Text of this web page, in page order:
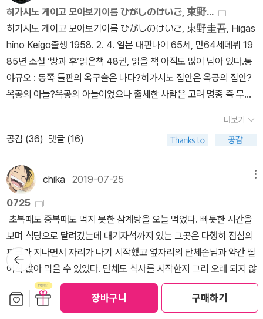
장바구니 구매하기
이해. 작가에게는 실험적인 작품이었을지라도 이런 것을 싫어하는 독
자도 있다는 것을 부디 기억해주기를 바란다! 한권 한권 <가가 형사
시리즈>를 읽어나가는 재미가 크다. 다음에는 어떤 사건을 마주한 가
가를 만나게 될까. 이미 시리즈의 대미를 장식할 작품이 출간된 지금
이지만, 그래도 이 시리즈가 영원히 끝나지 않기를 바라는 마음이다.
신을 믿는다, 라는 그의 말은 단순히 형식적인 건 아니라고 생각했다.
그도 말했듯이 정말로 야스마사의 복수를 저지할 마음이라면 현시점
에서도 얼마든지 손을 쓸 방법이 있을 것이다. 그것을 하지 않는 건 분
명 야스마사의 이성을 믿고 있기 때문이다. 하지만, 이라고 야스마사
는 생각했다. 그 형사는 아직 젊다. 그는 인간이라는 존재를 알지 못하
는 것이다. 인간은 좀더 추하고 비겁하고, 그리고 약하다.분류(교보문
(개정판 2쇄)추다.2011.02.15(火) (초판 1쇄)사라.한 줄보석상이 1
00만 원 손해오탈자 (개정판 2쇄)못 찾음확장보석상이 100만 원 손
해매번 헷갈리는 문제지만 정답은 ‘보석상이 100만 원 손해‘ 잘 이해
는 안되지만 그냥 외워야겠다.죄수의 딜레마처음 이 딜레마가 제시되
었을 때 사람들의 반응은 ‘만약 두 사람이 저 조건을 바탕으로 협상을
해서 합심하면 간단하게 해결될 문제 아닌가?‘라고 생각하기도 했는
데, 얼마 안 가서 이러한 주장은 쉽게 반박되었다. 두 사람이 둘 다 자
백하지 않기로 합심해도 말로만 그럴 뿐, 배신하는 것이 이득이라는
원론에서 벗어나지 못해서 결국 두 사람 모두 서로를 배신하게 된다.
죄수의 딜레마를 뛰어넘은 두 사람의 관계가 대단하다. 도덕적 비난
은 피할 수 없겠지만 그들만큼은 진심인 걸까?저자 - 東野圭吾(19
58-)원서 - どちらかが彼女を殺した(1996)구판 - 둘 중 누군가
히가시노 게이고 모아보기이름 ひがしのけいご, 東野...
히가시노 게이고 모아보기이름 ひがしのけいご, 東野圭吾, Higas
hino Keigo출생 1958. 2. 4. 일본 대판나이 65세, 만64세데뷔 19
85년 소설 ‘방과 후‘읽은책 48권, 읽을 책 아직도 많이 남아 있다.동
야규오 : 동쪽 들판의 옥구슬은 나다?히가시노 집안은 옥공의 집안?
옥공의 아들?옥공의 아들이었으나 출세한 사람은 고려 명종 즉 무신
인가)으로 이의방의 행동대장이었던 조원정이다.그는 후에 장군, 공
부상서, 추밀원부사, 동북면병마사까지 올랐다가 1,187년 살해당했
다.kbs 대하드라마 무인시대에서 김주영분이 조원정역을 열연했다.
한국어 번역판을 모아봤다 91권, 빠진게 있을지 모르겠다. 아직도 읽
을 책이 많구나히가시노는 다작의 작가로 유명하다. 85 년 데뷔니까
37년 지났나? 한국번역판만 1년에 2.5권.대단하군 한권 쓰기도 어려
울틴디.나오는 작품마다 잘팔리고. 좋겠다.
더보기
공감 (36) 댓글 (16)
chika 2019-07-25
0725
초복때도 중복때도 먹지 못한 삼계탕을 오늘 먹었다. 빠듯한 시간을
보며 식당으로 달려갔는데 대기자석까지 있는 그곳은 다행히 점심의
피크가 지나면서 자리가 나기 시작했고 옆자리의 단체손님과 약간 떨
어져 앉아 먹을 수 있었다. 단체도 식사를 시작한지 그리 오래 되지 않
은 듯 한데, 저 끝 구석탱이에 앉아있는 외국인과 자꾸 눈이 마주쳐
서... 슬그머니 외면하고 있는데 옆에서 누군가가 그 사람에게 왜 안먹
더보기
뒤로가
기